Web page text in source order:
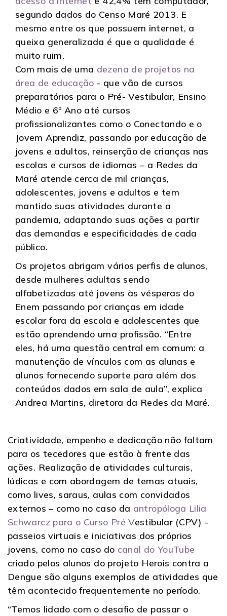
segundo dados do Censo Maré 2013. E
mesmo entre os que possuem internet, a
queixa generalizada é que a qualidade é
muito ruim.
Com mais de uma dezena de projetos na
área de educação - que vão de cursos
preparatórios para o Pré- Vestibular, Ensino
Médio e 6º Ano até cursos
profissionalizantes como o Conectando e o
Jovem Aprendiz, passando por educação de
jovens e adultos, reinserção de crianças nas
escolas e cursos de idiomas – a Redes da
Maré atende cerca de mil crianças,
adolescentes, jovens e adultos e tem
mantido suas atividades durante a
pandemia, adaptando suas ações a partir
das demandas e especificidades de cada
público.
Os projetos abrigam vários perfis de alunos,
desde mulheres adultas sendo
alfabetizadas até jovens às vésperas do
Enem passando por crianças em idade
escolar fora da escola e adolescentes que
estão aprendendo uma profissão. “Entre
eles, há uma questão central em comum: a
manutenção de vínculos com as alunas e
alunos fornecendo suporte para além dos
conteúdos dados em sala de aula”, explica
Andrea Martins, diretora da Redes da Maré.
Criatividade, empenho e dedicação não faltam
para os tecedores que estão à frente das
ações. Realização de atividades culturais,
lúdicas e com abordagem de temas atuais,
como lives, saraus, aulas com convidados
externos – como no caso da antropóloga Lilia
Schwarcz para o Curso Pré Vestibular (CPV) -
passeios virtuais e iniciativas dos próprios
jovens, como no caso do canal do YouTube
criado pelos alunos do projeto Herois contra a
Dengue são alguns exemplos de atividades que
têm acontecido frequentemente no período.
“Temos lidado com o desafio de passar o